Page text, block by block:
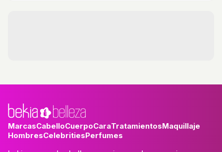
MarcasCabelloCuerpoCaraTratamientosMaquillaje
HombresCelebritiesPerfumes